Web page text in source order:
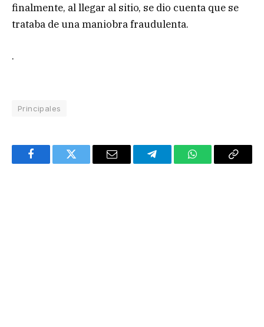
finalmente, al llegar al sitio, se dio cuenta que se
trataba de una maniobra fraudulenta.
.
Principales
FacebookTwitter Email TelegramWhatsAppCopy